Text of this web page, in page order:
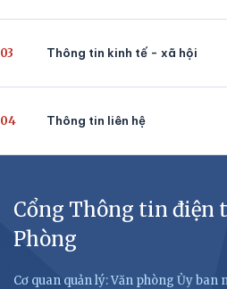
03 Thông tin kinh tế - xã hội
04 Thông tin liên hệ
Cổng Thông tin điện
Phòng
Cơ quan quản lý: Văn phòng Ủy ban